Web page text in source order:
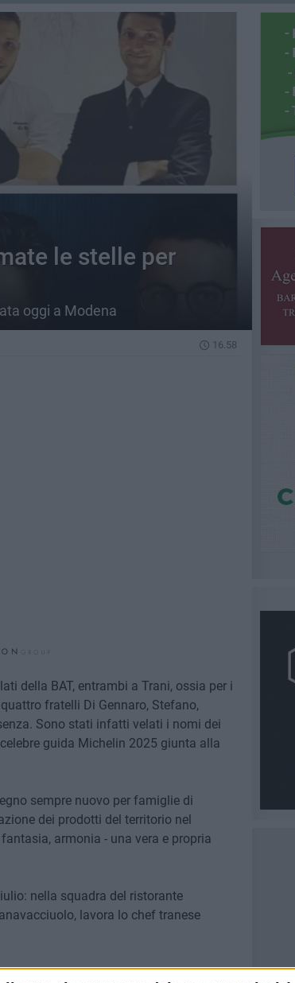
le stelle per
oggi a Modena
16.58
della BAT, entrambi a Trani, ossia per i
fratelli Di Gennaro, Stefano,
Sono stati infatti velati i nomi dei
guida Michelin 2025 giunta alla
sempre nuovo per famiglie di
dei prodotti del territorio nel
armonia - una vera e propria
nella squadra del ristorante
lavora lo chef tranese